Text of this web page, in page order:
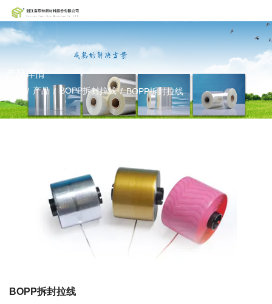
产品详情
/ 产品 / BOPP拆封拉线 /BOPP拆封拉线
BOPP拆封拉线